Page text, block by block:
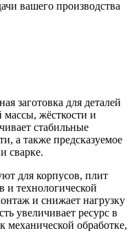
вашего производства
заготовка для деталей
массы, жёсткости и
стабильные
а также предсказуемое
сварке.
для корпусов, плит
и технологической
и снижает нагрузку
увеличивает ресурс в
механической обработке,